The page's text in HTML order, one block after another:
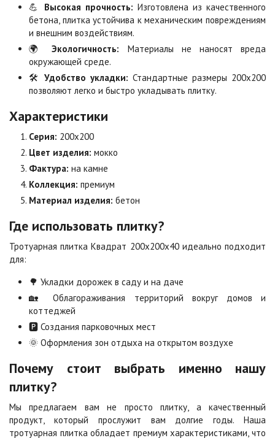
Листопад
Цена по запросу
Меланж
Мокко
Цена по запросу
Неаполь
Цена по запросу
Оранжевая
Особая серия
Цена по запросу
Сахара
Цена по запросу
Серая
Цена по запросу
Серо-белая
Цена по запросу
Сомон
Сорренто Степь
Стоун
Цена по запросу
Хаски
Цена по запросу
💪 Высокая прочность: Изготовлена из качественного
бетона, плитка устойчива к механическим повреждениям
и внешним воздействиям.
🌍Экологичность: Материалы не наносят вреда
окружающей среде.
🛠️ Удобство укладки: Стандартные размеры 200х200
позволяют легко и быстро укладывать плитку.
Характеристики
Серия: 200х200
Цвет изделия: мокко
Фактура: на камне
Коллекция: премиум
Материал изделия: бетон
Где использовать плитку?
Тротуарная плитка Квадрат 200х200х40 идеально подходит
для:
🌳 Укладки дорожек в саду и на даче
🏡 Облагораживания территорий вокруг домов и
коттеджей
🅿️ Создания парковочных мест
🌞 Оформления зон отдыха на открытом воздухе
Почему стоит выбрать именно нашу
плитку?
Мы предлагаем вам не просто плитку, а качественный
продукт, который прослужит вам долгие годы. Наша
тротуарная плитка обладает премиум характеристиками, что